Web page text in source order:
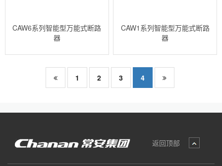
CAW6系列智能型万能式断路
器
CAW1系列智能型万能式断路
器
1 2 3 4
返回顶部